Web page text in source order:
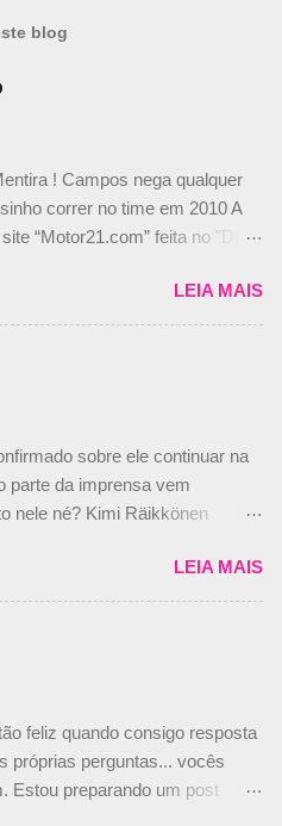
blog
! Campos nega qualquer
correr no time em 2010 A
“Motor21.com” feita no "Día
que Nelson Piquet havia
das ações da Campos, dando,
no time a Nelsinho Piquet,
de uma vez por todas por
diretor da escuderia. O
de Bruno Senna em
nós recebemos uma oferta
Audetto. “Mas depois de ter
explicou, dizendo ainda que
o filho do tricampeão
“Ele é um bom piloto, rápido e
disse ainda que a suposta
à realidade. “O suposto 15%
seria menor do que aquilo que
trazer: italianos, r...
LEIA MAIS
sobre ele continuar na
parte da imprensa vem
nele né? Kimi Räikkönen
in my contract so that’s
it’s not true." #Kimi7 #EifelGP
77EDVn39Ia — Kimi
Iceman estar há tantos anos na
— Formula 1 (@F1) October 8,
LEIA MAIS
feliz quando consigo resposta
próprias perguntas... vocês
Estou preparando um post